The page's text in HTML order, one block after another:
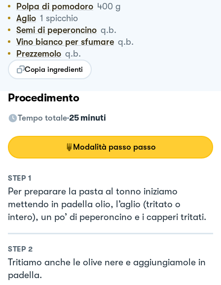
Polpa di pomodoro 400 g
Aglio 1 spicchio
Semi di peperoncino q.b.
Vino bianco per sfumare q.b.
Prezzemolo q.b.
Copia ingredienti
Procedimento
Tempo totale 25 minuti
Modalità passo passo
STEP 1
Per preparare la pasta al tonno iniziamo
mettendo in padella olio, l’aglio (tritato o
intero), un po’ di peperoncino e i capperi tritati.
STEP 2
Tritiamo anche le olive nere e aggiungiamole in
padella.